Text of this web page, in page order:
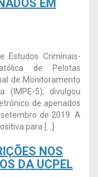
Estudos Criminais-
de Pelotas
de Monitoramento
(IMPE-5), divulgou
de apenados
de 2019. A
para […]
NOS
DA UCPEL